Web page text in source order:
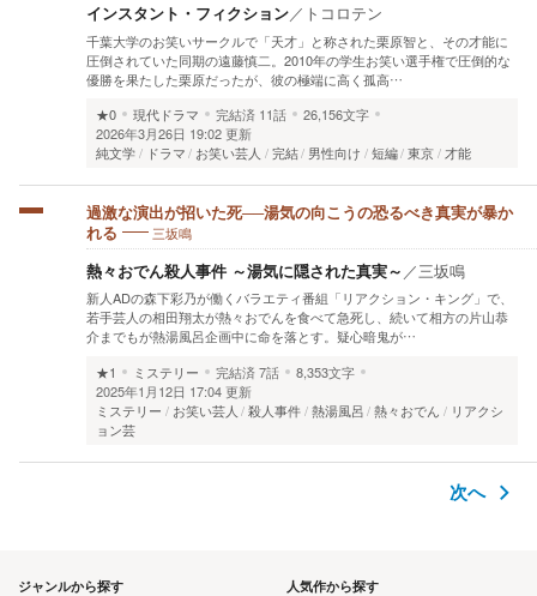
インスタント・フィクション／ トコロテン
千葉大学のお笑いサークルで「天才」と称された栗原智と、その才能に
圧倒されていた同期の遠藤慎二。2010年の学生お笑い選手権で圧倒的な
優勝を果たした栗原だったが、彼の極端に高く孤高…
★0
現代ドラマ 完結済 11話
26,156文字
2026年3月26日 19:02 更新
純文学
ドラマ お笑い芸人 完結 男性向け 短編 東京 才能
過激な演出が招いた死──湯気の向こうの恐るべき真実が暴か
れる
三坂鳴
熱々おでん殺人事件 ～湯気に隠された真実～ ／三坂鳴
新人ADの森下彩乃が働くバラエティ番組「リアクション・キング」で、
若手芸人の相田翔太が熱々おでんを食べて急死し、続いて相方の片山恭
介までもが熱湯風呂企画中に命を落とす。疑心暗鬼が…
★1
ミステリー 完結済7話
8,353文字
2025年1月12日 17:04 更新
ミステリー
お笑い芸人 殺人事件 熱湯風呂 熱々おでん
リアクシ
ョン芸
次へ
人気作から探す
ジャンルから探す